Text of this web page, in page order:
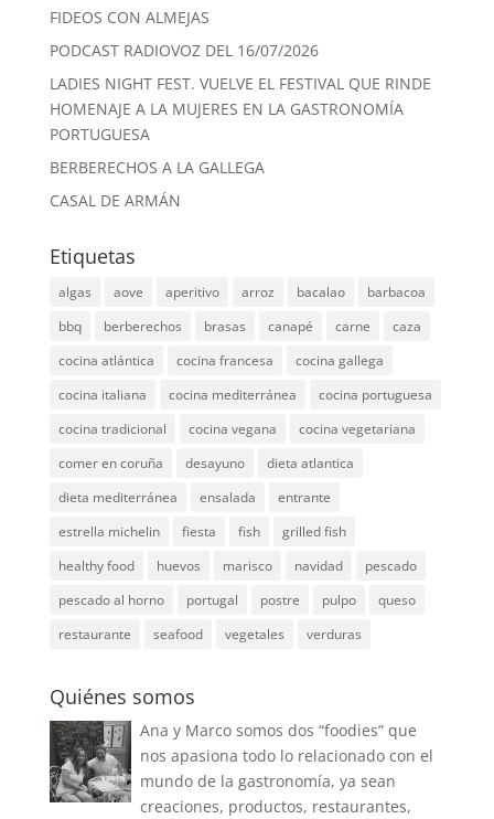
FIDEOS CON ALMEJAS
PODCAST RADIOVOZ DEL 16/07/2026
LADIES NIGHT FEST. VUELVE EL FESTIVAL QUE RINDE
HOMENAJE A LA MUJERES EN LA GASTRONOMÍA
PORTUGUESA
BERBERECHOS A LA GALLEGA
CASAL DE ARMÁN
Etiquetas
algas aove aperitivo arroz bacalao
barbacoa
bbq
berberechos brasas canapé carne
caza
cocina atlántica
cocina francesa
cocina gallega
cocina italiana
cocina mediterránea
cocina portuguesa
cocina tradicional
cocina vegana
cocina vegetariana
comer en coruña
desayuno
dieta atlantica
dieta mediterránea
ensalada
entrante
estrella michelin
fiesta fish
grilled fish
healthy food
huevos marisco navidad
pescado
pescado al horno
portugal postre pulpo
queso
restaurante
seafood vegetales verduras
Quiénes somos
Ana y Marco somos dos “foodies” que
nos apasiona todo lo relacionado con el
mundo de la gastronomía, ya sean
creaciones, productos, restaurantes,